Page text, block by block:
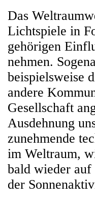
Das
Lichtspiele in
gehörigen
nehmen.
beispielsweise
andere
Gesellschaft
Ausdehnung
zunehmende
im Weltraum,
bald wieder auf
der